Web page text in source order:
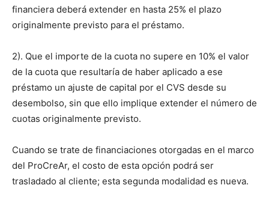
financiera deberá extender en hasta 25% el plazo
originalmente previsto para el préstamo.
2). Que el importe de la cuota no supere en 10% el valor
de la cuota que resultaría de haber aplicado a ese
préstamo un ajuste de capital por el CVS desde su
desembolso, sin que ello implique extender el número de
cuotas originalmente previsto.
Cuando se trate de financiaciones otorgadas en el marco
del ProCreAr, el costo de esta opción podrá ser
trasladado al cliente; esta segunda modalidad es nueva.